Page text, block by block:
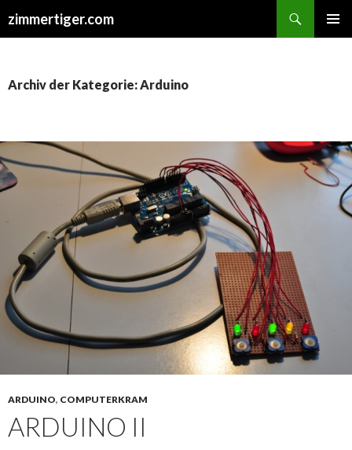
zimmertiger.com
Archiv der Kategorie: Arduino
ARDUINO, COMPUTERKRAM
ARDUINO II